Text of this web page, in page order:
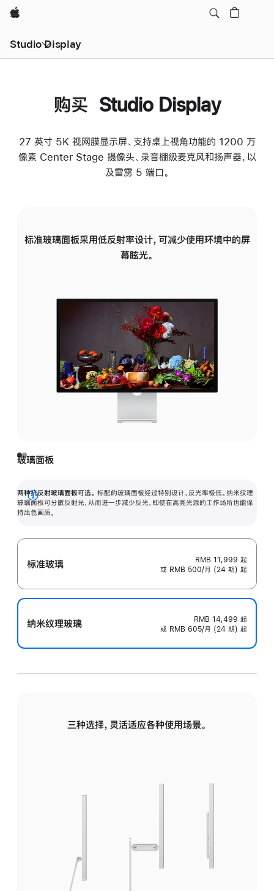
Apple
Studio Display
购买 Studio Display
27 英寸 5K 视网膜显示屏、支持桌上视角功能的 1200 万
像素 Center Stage 摄像头、录音棚级麦克风和扬声器，以
及雷雳 5 端口。
标准玻璃面板采用低反射率设计，可减少使用环境中的屏
幕眩光。
玻璃面板
两种抗反射玻璃面板可选。 标配的玻璃面板经过特别设计，反光率极低。纳米纹理
玻璃面板可分散反射光，从而进一步减少反光，即使在高亮光源的工作场所也能保
持出色画质。
展
开
标准玻璃 RMB 11,999 起
或 RMB 500/月 (24 期) 起
纳米纹理玻璃 RMB 14,499 起
或 RMB 605/月 (24 期) 起
三种选择，灵活适应各种使用场景。